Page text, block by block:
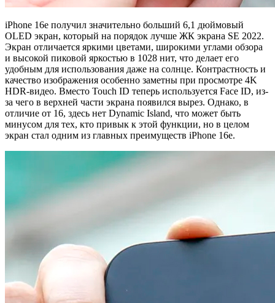
iPhone 16e получил значительно больший 6,1 дюймовый
OLED экран, который на порядок лучше ЖК экрана SE 2022.
Экран отличается яркими цветами, широкими углами обзора
и высокой пиковой яркостью в 1028 нит, что делает его
удобным для использования даже на солнце. Контрастность и
качество изображения особенно заметны при просмотре 4K
HDR-видео. Вместо Touch ID теперь используется Face ID, из-
за чего в верхней части экрана появился вырез. Однако, в
отличие от 16, здесь нет Dynamic Island, что может быть
минусом для тех, кто привык к этой функции, но в целом
экран стал одним из главных преимуществ iPhone 16e.